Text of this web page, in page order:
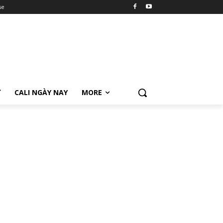
CALI NGÀY NAY MORE